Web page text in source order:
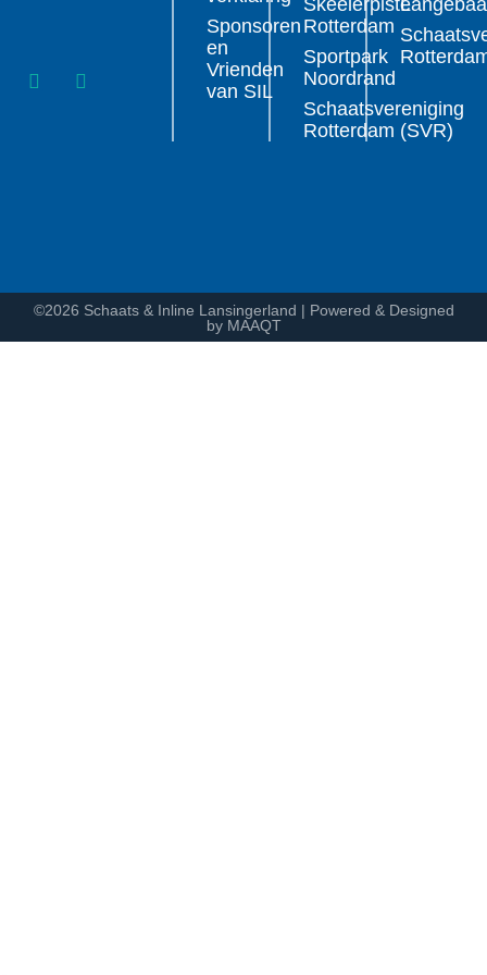
Rotterdam
Sportpark
Noordrand
Schaatsvereniging
Rotterdam (SVR)
Sponsoren
en
Vrienden
van SIL
©2026 Schaats & Inline Lansingerland | Powered & Designed
by MAAQT